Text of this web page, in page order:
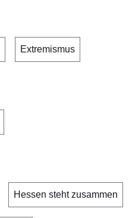
Extremismus
Hessen steht zusammen